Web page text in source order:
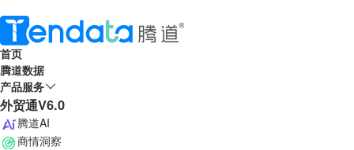
首页
腾道数据
产品服务
外贸通V6.0
腾道AI
商情洞察